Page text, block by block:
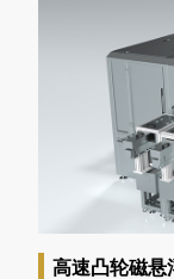
高速凸轮磁悬